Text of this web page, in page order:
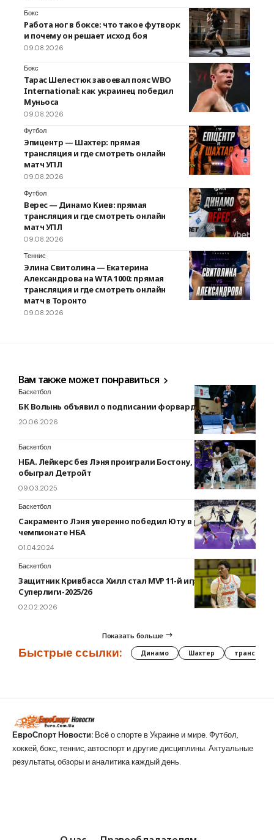
Бокс
Работа ног в боксе: что такое футворк
и почему он решает исход боя
09.08.2026
Бокс
Тарас Шелестюк завоевал пояс WBO
International: как украинец победил
Муньоса
09.08.2026
Футбол
Эпицентр — Шахтер: прямая
трансляция и где смотреть онлайн
матч УПЛ
09.08.2026
Футбол
Верес — Динамо Киев: прямая
трансляция и где смотреть онлайн
матч УПЛ
09.08.2026
Теннис
Элина Свитолина — Екатерина
Александрова на WTA 1000: прямая
трансляция и где смотреть онлайн
матч в Торонто
09.08.2026
Вам также может понравиться
Баскетбол
БК Волынь объявил о подписании форварда Никитина
20.06.2026
Баскетбол
НБА. Лейкерс без Лэня проиграли Бостону, Голден Стэйт
обыграл Детройт
09.03.2025
Баскетбол
Сакраменто Лэня уверенно победил Юту в регулярном
чемпионате НБА
01.04.2024
Баскетбол
Защитник Кривбасса Хилл стал MVP 11-й игровой недели
Суперлиги-2025/26
02.02.2026
Показать больше
Быстрые ссылки: Динамо Шахтер трансферы
ЕвроСпорт Новости: Всё о спорте в Украине и мире. Футбол,
хоккей, бокс, теннис, автоспорт и другие дисциплины. Актуальные
результаты, обзоры и аналитика каждый день.